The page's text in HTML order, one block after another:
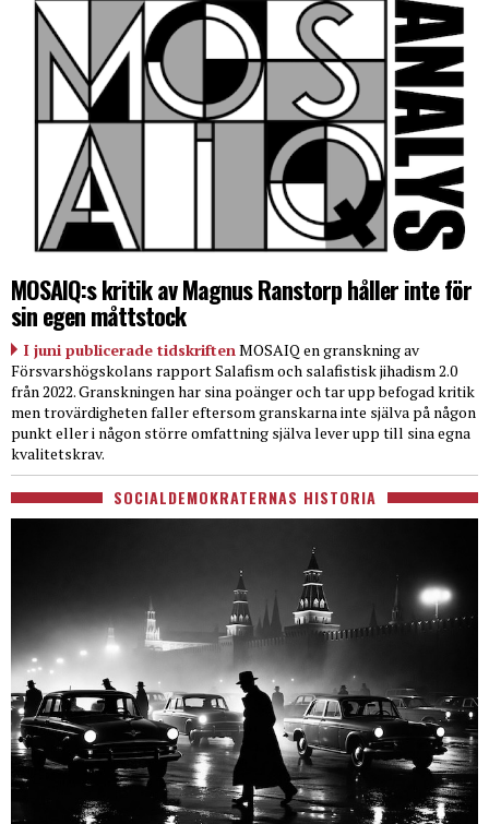
MOSAIQ:s kritik av Magnus Ranstorp håller inte för
sin egen måttstock
I juni publicerade tidskriften MOSAIQ en granskning av
Försvarshögskolans rapport Salafism och salafistisk jihadism 2.0
från 2022. Granskningen har sina poänger och tar upp befogad kritik
men trovärdigheten faller eftersom granskarna inte själva på någon
punkt eller i någon större omfattning själva lever upp till sina egna
kvalitetskrav.
SOCIALDEMOKRATERNAS HISTORIA